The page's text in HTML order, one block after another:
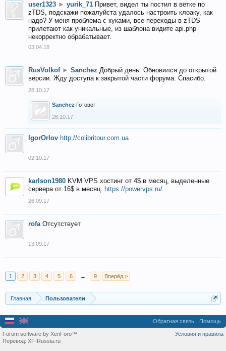
user1323 ► yurik_71 Привет, видел ты постил в ветке по
zTDS, подскажи пожалуйста удалось настроить клоаку, как
надо? У меня проблема с куками, все переходы в zTDS
прилетают как уникальные, из шаблона видите api.php
некорректно обрабатывает.
03.04.18
RusVolkof ► Sanchez Добрый день. Обновился до открытой
версии. Жду доступа к закрытой части форума. Спасибо.
28.10.17
Sanchez Готово!
28.10.17
IgorOrlov http://colibritour.com.ua
02.10.17
karlson1980 KVM VPS хостинг от 4$ в месяц, выделенные
сервера от 16$ в месяц. https://powervps.ru/
26.09.17
rofa Отсутствует
13.09.17
1 2 3 4 5 6 → 9 Вперёд >
Главная Пользователи
Обратная связь Помощь
Условия и правила
Forum software by XenForo™
Перевод: XF-Russia.ru